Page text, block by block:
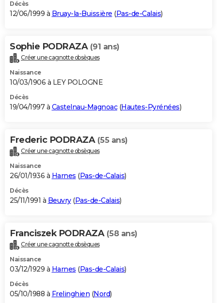
Décès
12/06/1999 à Bruay-la-Buissière (Pas-de-Calais)
Sophie PODRAZA (91 ans)
Créer une cagnotte obsèques
Naissance
10/03/1906 à LEY POLOGNE
Décès
19/04/1997 à Castelnau-Magnoac(Hautes-Pyrénées)
Frederic PODRAZA (55 ans)
Créer une cagnotte obsèques
Naissance
26/01/1936 à Harnes (Pas-de-Calais)
Décès
25/11/1991 à Beuvry(Pas-de-Calais)
Franciszek PODRAZA (58 ans)
Créer une cagnotte obsèques
Naissance
03/12/1929 à Harnes (Pas-de-Calais)
Décès
05/10/1988 à Frelinghien (Nord)